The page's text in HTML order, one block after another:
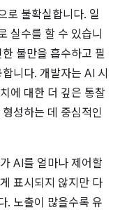
로 불확실합니다. 일
실수를 할 수 있습니
불만을 흡수하고 필
니다. 개발자는 AI 시
에 대한 더 깊은 통찰
성하는 데 중심적인
AI를 얼마나 제어할
표시되지 않지만 다
. 노출이 많을수록 유